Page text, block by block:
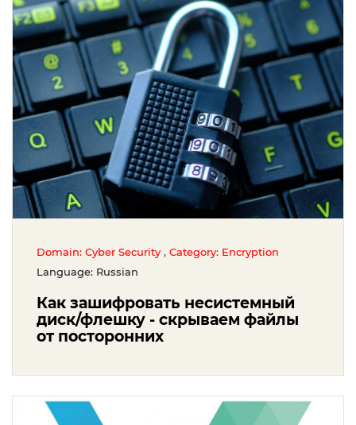
Domain: Cyber Security , Category: Encryption
Language: Russian
Как зашифровать несистемный
диск/флешку - скрываем файлы
от посторонних